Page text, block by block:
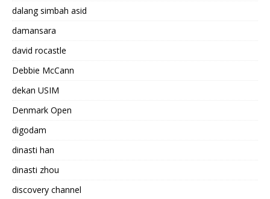
dalang simbah asid
damansara
david rocastle
Debbie McCann
dekan USIM
Denmark Open
digodam
dinasti han
dinasti zhou
discovery channel